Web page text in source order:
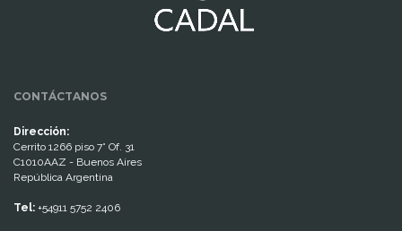
CONTÁCTANOS
Dirección:
Cerrito 1266 piso 7° Of. 31
C1010AAZ - Buenos Aires
República Argentina
Tel: +54911 5752 2406